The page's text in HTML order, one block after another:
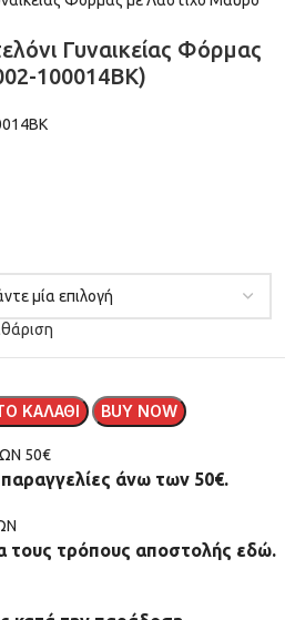
Γυναικείας Φόρμας
100014BK)
ΚΑΛΆΘΙ BUY NOW
50€
άνω των 50€.
τους τρόπους αποστολής εδώ.